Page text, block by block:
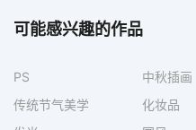
可能感兴趣的作品
PS 中秋插画
传统节气美学
化妆品